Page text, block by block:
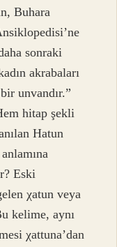
Buhara
sonraki
akrabaları
unvandır.”
hitap şekli
Hatun
Eski
χatun veya
kelime, aynı
χattuna’dan